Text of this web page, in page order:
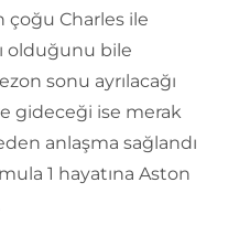
çoğu Charles ile
olduğunu bile
sonu ayrılacağı
gideceği ise merak
anlaşma sağlandı
1 hayatına Aston